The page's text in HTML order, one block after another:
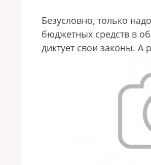
Безусловно, только
бюджетных средств в
диктует свои законы. А